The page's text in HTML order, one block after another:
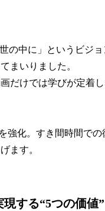
の中に」というビジ
まいりました。​
だけでは学びが定着
強化。すき間時間で
ます。
する“5つの価値”